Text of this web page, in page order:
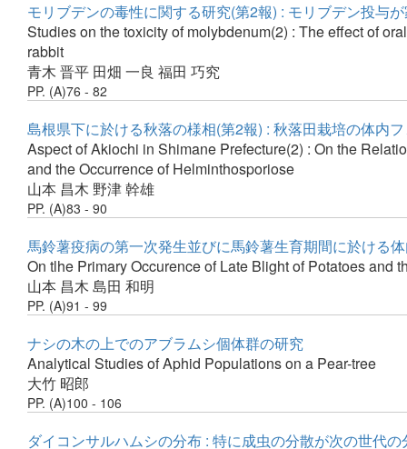
モリブデンの毒性に関する研究(第2報) : モリブデン投与
Studies on the toxicity of molybdenum(2) : The effect of
rabbit
青木 晋平 田畑 一良 福田 巧究
PP. (A)76 - 82
島根県下に於ける秋落の様相(第2報) : 秋落田栽培の体内
Aspect of Akiochi in Shimane Prefecture(2) : On the
and the Occurrence of Helminthosporiose
山本 昌木 野津 幹雄
PP. (A)83 - 90
馬鈴薯疫病の第一次発生並びに馬鈴薯生育期間に於ける
On tlhe Primary Occurence of Late Blight of Potatoes
山本 昌木 島田 和明
PP. (A)91 - 99
ナシの木の上でのアブラムシ個体群の研究
Analytical Studies of Aphid Populations on a Pear-tree
大竹 昭郎
PP. (A)100 - 106
ダイコンサルハムシの分布 : 特に成虫の分散が次の世代